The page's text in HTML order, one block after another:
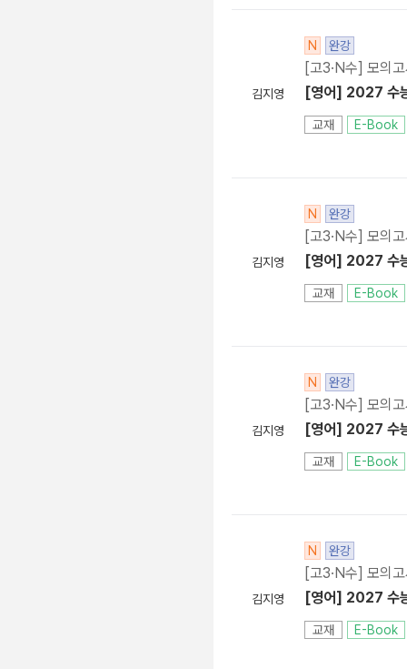
김지영
N 완강
[고3·N수] 모의
[영어] 2027 수
교재 E-Book
김지영
N 완강
[고3·N수] 모의
[영어] 2027 수
교재 E-Book
김지영
N 완강
[고3·N수] 모의
[영어] 2027 수
교재 E-Book
김지영
N 완강
[고3·N수] 모의
[영어] 2027 수
교재 E-Book